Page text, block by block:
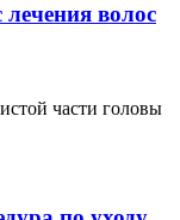
волос
части головы